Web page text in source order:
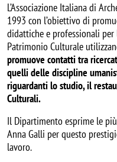
L’Associazione Italiana di
1993 con l’obiettivo di
didattiche e professionali
Patrimonio Culturale
promuove contatti tra
quelli delle discipline
riguardanti lo studio, il
Culturali.
Il Dipartimento esprime le
Anna Galli per questo
lavoro.